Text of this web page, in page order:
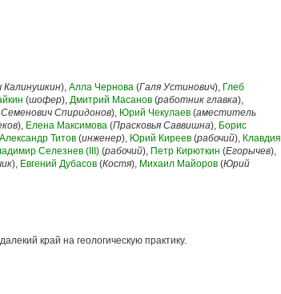
Калинушкин), Алла Чернова (Галя Устинович), Глеб
(шофер), Дмитрий Масанов (работник главка),
Спиридонов), Юрий Чекулаев (аместитель
), Елена Максимова (Прасковья Саввишна), Борис
Александр Титов (инженер), Юрий Киреев (рабочий), Клавдия
Селезнев (III) (рабочий), Петр Кирюткин (Егорычев),
), Евгений Дубасов (Костя), Михаил Майоров (Юрий
край на геологическую практику.